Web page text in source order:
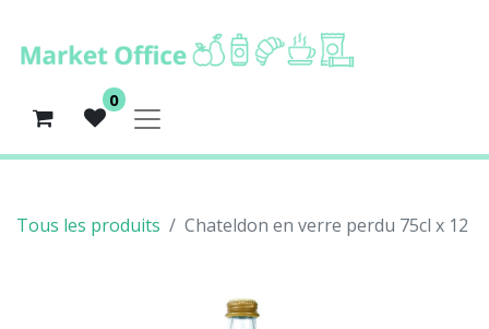
0
Tous les produits Chateldon en verre perdu 75cl x 12